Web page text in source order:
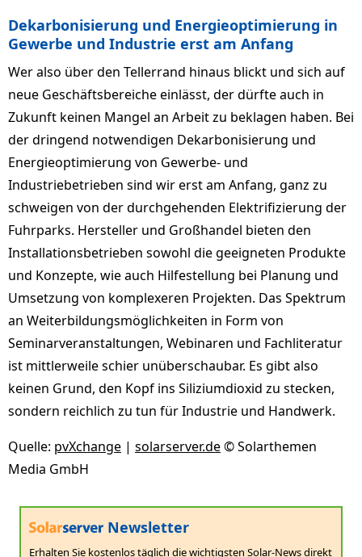
Dekarbonisierung und Energieoptimierung in
Gewerbe und Industrie erst am Anfang
Wer also über den Tellerrand hinaus blickt und sich auf
neue Geschäftsbereiche einlässt, der dürfte auch in
Zukunft keinen Mangel an Arbeit zu beklagen haben. Bei
der dringend notwendigen Dekarbonisierung und
Energieoptimierung von Gewerbe- und
Industriebetrieben sind wir erst am Anfang, ganz zu
schweigen von der durchgehenden Elektrifizierung der
Fuhrparks. Hersteller und Großhandel bieten den
Installationsbetrieben sowohl die geeigneten Produkte
und Konzepte, wie auch Hilfestellung bei Planung und
Umsetzung von komplexeren Projekten. Das Spektrum
an Weiterbildungsmöglichkeiten in Form von
Seminarveranstaltungen, Webinaren und Fachliteratur
ist mittlerweile schier unüberschaubar. Es gibt also
keinen Grund, den Kopf ins Siliziumdioxid zu stecken,
sondern reichlich zu tun für Industrie und Handwerk.
Quelle: pvXchange | solarserver.de© Solarthemen
Media GmbH
Newsletter
Erhalten Sie kostenlos täglich die wichtigsten Solar-News direkt